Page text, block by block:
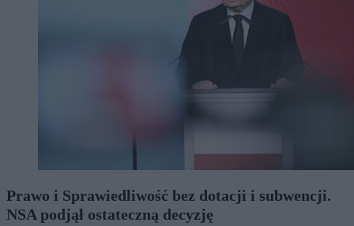
Prawo i Sprawiedliwość bez dotacji i subwencji.
NSA podjął ostateczną decyzję